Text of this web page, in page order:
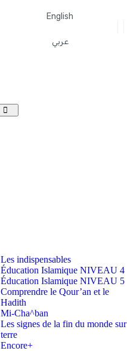
English
عربي
Les indispensables
Éducation Islamique NIVEAU 4
Éducation Islamique NIVEAU 5
Comprendre le Qour’an et le
Hadith
Mi-Cha^ban
Les signes de la fin du monde sur
terre
Encore+